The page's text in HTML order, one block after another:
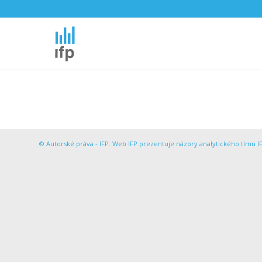
© Autorské práva - IFP. Web IFP prezentuje názory analytického tímu